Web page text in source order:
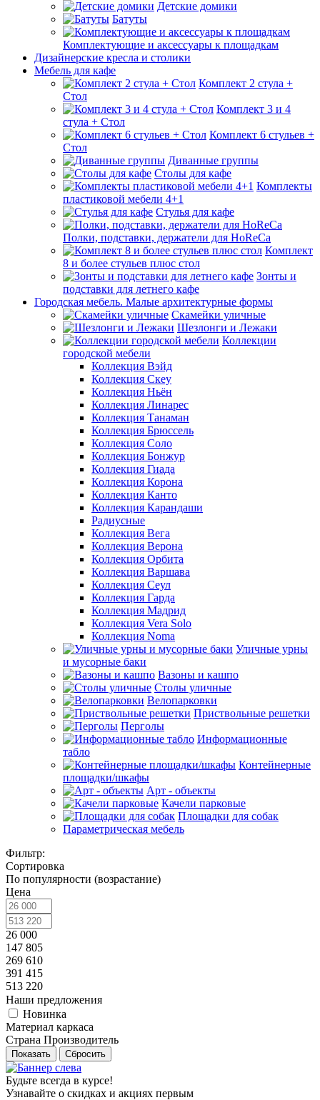
Детские домики
Батуты
Комплектующие и аксессуары к площадкам
Дизайнерские кресла и столики
Мебель для кафе
Комплект 2 стула +
Стол
Комплект 3 и 4
стула + Стол
Комплект 6 стульев +
Стол
Диванные группы
Столы для кафе
Комплекты
пластиковой мебели 4+1
Стулья для кафе
Полки, подставки, держатели для HoReCa
Комплект
8 и более стульев плюс стол
Зонты и
подставки для летнего кафе
Городская мебель. Малые архитектурные формы
Скамейки уличные
Шезлонги и Лежаки
Коллекции
городской мебели
Коллекция Вэйд
Коллекция Скеу
Коллекция Ньён
Коллекция Линарес
Коллекция Танаман
Коллекция Брюссель
Коллекция Соло
Коллекция Бонжур
Коллекция Гиада
Коллекция Корона
Коллекция Канто
Коллекция Карандаши
Радиусные
Коллекция Вега
Коллекция Верона
Коллекция Орбита
Коллекция Варшава
Коллекция Сеул
Коллекция Гарда
Коллекция Мадрид
Коллекция Vera Solo
Коллекция Noma
Уличные урны
и мусорные баки
Вазоны и кашпо
Столы уличные
Велопарковки
Приствольные решетки
Перголы
Информационные
табло
Контейнерные
площадки/шкафы
Арт - объекты
Качели парковые
Площадки для собак
Параметрическая мебель
Фильтр:
Сортировка
По популярности (возрастание)
Цена
26 000
147 805
269 610
391 415
513 220
Наши предложения
Новинка
Материал каркаса
Страна Производитель
Показать Сбросить
Будьте всегда в курсе!
Узнавайте о скидках и акциях первым